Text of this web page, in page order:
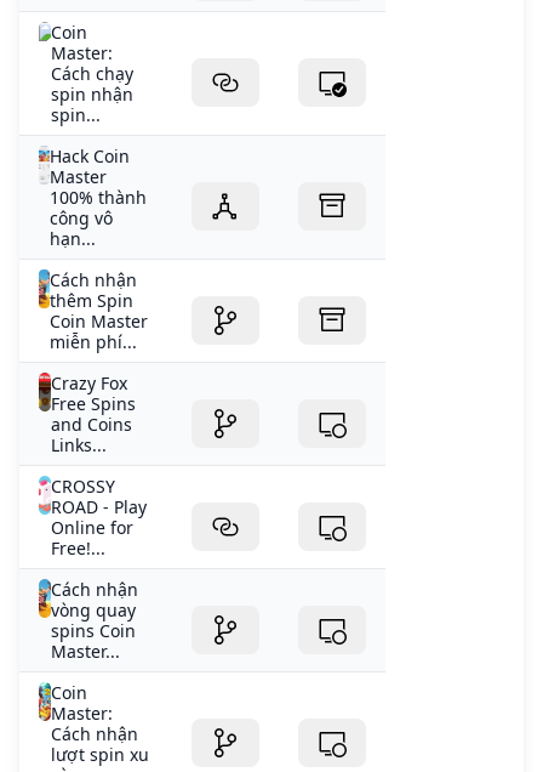
Coin
Master:
Cách chạy
spin nhận
spin...
Hack Coin
Master
100% thành
công vô
hạn...
Cách nhận
thêm Spin
Coin Master
miễn phí...
Crazy Fox
Free Spins
and Coins
Links...
CROSSY
ROAD - Play
Online for
Free!...
Cách nhận
vòng quay
spins Coin
Master...
Coin
Master:
Cách nhận
lượt spin xu